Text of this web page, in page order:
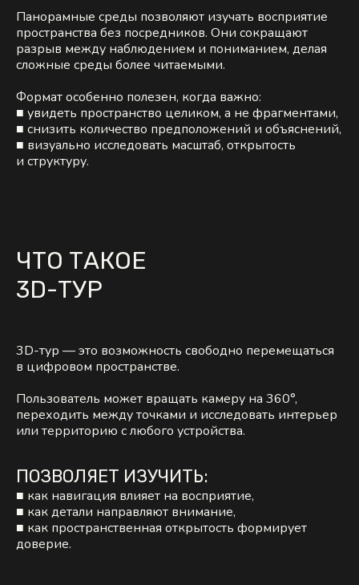
Панорамные среды позволяют изучать восприятие
пространства без посредников. Они сокращают
разрыв между наблюдением и пониманием, делая
сложные среды более читаемыми.
Формат особенно полезен, когда важно:
■ увидеть пространство целиком, а не фрагментами,
■ снизить количество предположений и объяснений,
■ визуально исследовать масштаб, открытость
и структуру.
ЧТО ТАКОЕ
3D-ТУР
3D-тур — это возможность свободно перемещаться
в цифровом пространстве.
Пользователь может вращать камеру на 360°,
переходить между точками и исследовать интерьер
или территорию с любого устройства.
ПОЗВОЛЯЕТ ИЗУЧИТЬ:
■ как навигация влияет на восприятие,
■ как детали направляют внимание,
■ как пространственная открытость формирует
доверие.